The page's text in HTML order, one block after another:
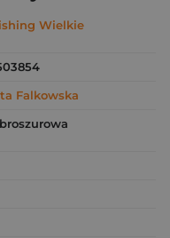
Wielkie
Falkowska